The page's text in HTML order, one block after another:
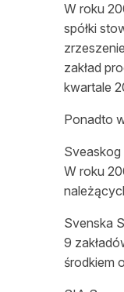
W roku
spółki
zakład
kwartale
Ponadto
Sveaskog
W roku
Svenska
9
środkiem